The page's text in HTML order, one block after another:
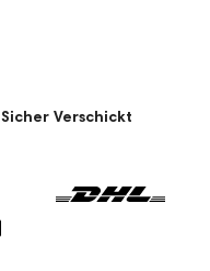
Sicher Verschickt